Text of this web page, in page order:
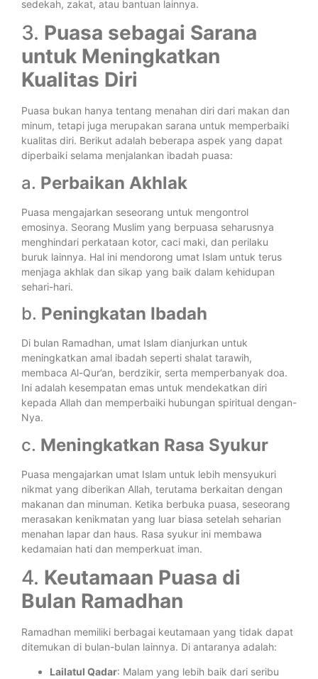
sedekah, zakat, atau bantuan lainnya.
3. Puasa sebagai Sarana
untuk Meningkatkan
Kualitas Diri
Puasa bukan hanya tentang menahan diri dari makan dan
minum, tetapi juga merupakan sarana untuk memperbaiki
kualitas diri. Berikut adalah beberapa aspek yang dapat
diperbaiki selama menjalankan ibadah puasa:
a. Perbaikan Akhlak
Puasa mengajarkan seseorang untuk mengontrol
emosinya. Seorang Muslim yang berpuasa seharusnya
menghindari perkataan kotor, caci maki, dan perilaku
buruk lainnya. Hal ini mendorong umat Islam untuk terus
menjaga akhlak dan sikap yang baik dalam kehidupan
sehari-hari.
b. Peningkatan Ibadah
Di bulan Ramadhan, umat Islam dianjurkan untuk
meningkatkan amal ibadah seperti shalat tarawih,
membaca Al-Qur’an, berdzikir, serta memperbanyak doa.
Ini adalah kesempatan emas untuk mendekatkan diri
kepada Allah dan memperbaiki hubungan spiritual dengan-
Nya.
c. Meningkatkan Rasa Syukur
Puasa mengajarkan umat Islam untuk lebih mensyukuri
nikmat yang diberikan Allah, terutama berkaitan dengan
makanan dan minuman. Ketika berbuka puasa, seseorang
merasakan kenikmatan yang luar biasa setelah seharian
menahan lapar dan haus. Rasa syukur ini membawa
kedamaian hati dan memperkuat iman.
4. Keutamaan Puasa di
Bulan Ramadhan
Ramadhan memiliki berbagai keutamaan yang tidak dapat
ditemukan di bulan-bulan lainnya. Di antaranya adalah:
Lailatul Qadar: Malam yang lebih baik dari seribu